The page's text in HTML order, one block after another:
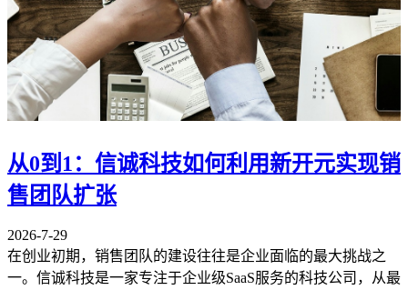
从0到1：信诚科技如何利用新开元实现销
售团队扩张
2026-7-29
在创业初期，销售团队的建设往往是企业面临的最大挑战之
一。信诚科技是一家专注于企业级SaaS服务的科技公司，从最